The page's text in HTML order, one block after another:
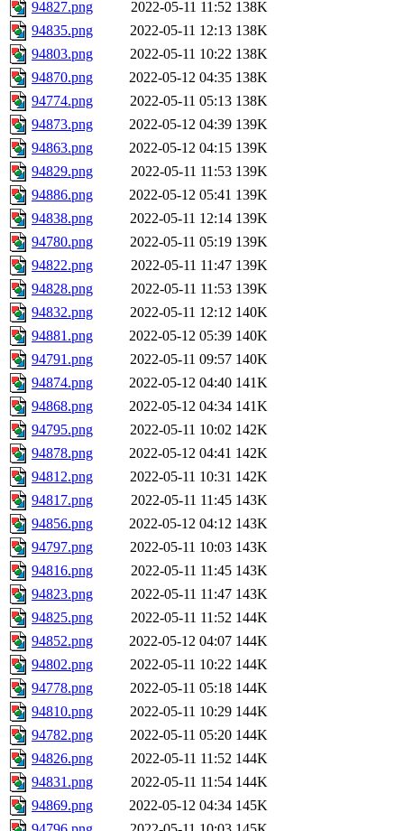
94827.png 2022-05-11 11:52 138K
94835.png
2022-05-11 12:13 138K
94803.png
2022-05-11 10:22 138K
94870.png
2022-05-12 04:35 138K
94774.png
2022-05-11 05:13 138K
94873.png
2022-05-12 04:39 139K
94863.png
2022-05-12 04:15 139K
94829.png
2022-05-11 11:53 139K
94886.png
2022-05-12 05:41 139K
94838.png
2022-05-11 12:14 139K
94780.png
2022-05-11 05:19 139K
94822.png
2022-05-11 11:47 139K
94828.png
2022-05-11 11:53 139K
94832.png
2022-05-11 12:12 140K
94881.png
2022-05-12 05:39 140K
94791.png
2022-05-11 09:57 140K
94874.png
2022-05-12 04:40 141K
94868.png
2022-05-12 04:34 141K
94795.png
2022-05-11 10:02 142K
94878.png
2022-05-12 04:41 142K
94812.png
2022-05-11 10:31 142K
94817.png
2022-05-11 11:45 143K
94856.png
2022-05-12 04:12 143K
94797.png
2022-05-11 10:03 143K
94816.png
2022-05-11 11:45 143K
94823.png
2022-05-11 11:47 143K
94825.png
2022-05-11 11:52 144K
94852.png
2022-05-12 04:07 144K
94802.png
2022-05-11 10:22 144K
94778.png
2022-05-11 05:18 144K
94810.png
2022-05-11 10:29 144K
94782.png
2022-05-11 05:20 144K
94826.png
2022-05-11 11:52 144K
94831.png
2022-05-11 11:54 144K
94869.png
2022-05-12 04:34 145K